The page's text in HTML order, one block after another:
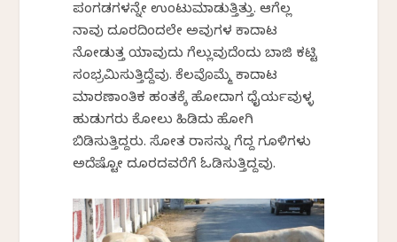
ಪಂಗಡಗಳನ್ನೇ ಉಂಟುಮಾಡುತ್ತಿತ್ತು. ಆಗೆಲ್ಲ
ನಾವು ದೂರದಿಂದಲೇ ಅವುಗಳ ಕಾದಾಟ
ನೋಡುತ್ತ ಯಾವುದು ಗೆಲ್ಲುವುದೆಂದು ಬಾಜಿ ಕಟ್ಟಿ
ಸಂಭ್ರಮಿಸುತ್ತಿದ್ದೆವು. ಕೆಲವೊಮ್ಮೆ ಕಾದಾಟ
ಮಾರಣಾಂತಿಕ ಹಂತಕ್ಕೆ ಹೋದಾಗ ಧೈರ್ಯವುಳ್ಳ
ಹುಡುಗರು ಕೋಲು ಹಿಡಿದು ಹೋಗಿ
ಬಿಡಿಸುತ್ತಿದ್ದರು. ಸೋತ ರಾಸನ್ನು ಗೆದ್ದ ಗೂಳಿಗಳು
ಅದೆಷ್ಟೋ ದೂರದವರೆಗೆ ಓಡಿಸುತ್ತಿದ್ದವು.